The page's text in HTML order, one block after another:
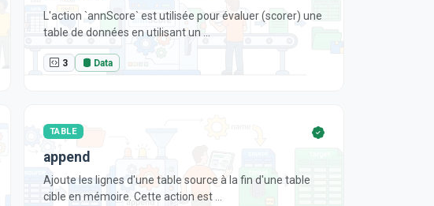
L'action `annScore` est utilisée pour évaluer (scorer) une
table de données en utilisant un ...
3 Data
TABLE
append
Ajoute les lignes d'une table source à la fin d'une table
cible en mémoire. Cette action est ...